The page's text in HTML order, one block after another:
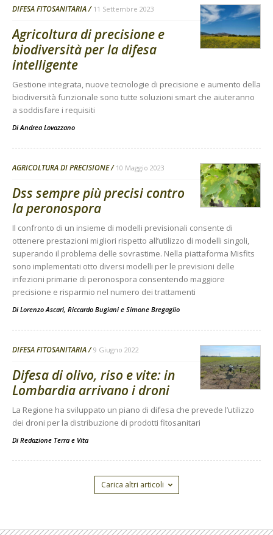
DIFESA FITOSANITARIA 11 Settembre 2023
Agricoltura di precisione e
biodiversità per la difesa
intelligente
Gestione integrata, nuove tecnologie di precisione e aumento della
biodiversità funzionale sono tutte soluzioni smart che aiuteranno
a soddisfare i requisiti
DiAndrea Lovazzano
AGRICOLTURA DI PRECISIONE 10 Maggio 2023
Dss sempre più precisi contro
la peronospora
Il confronto di un insieme di modelli previsionali consente di
ottenere prestazioni migliori rispetto all’utilizzo di modelli singoli,
superando il problema delle sovrastime. Nella piattaforma Misfits
sono implementati otto diversi modelli per le previsioni delle
infezioni primarie di peronospora consentendo maggiore
precisione e risparmio nel numero dei trattamenti
Di Lorenzo Ascari, Riccardo Bugiani e Simone Bregaglio
DIFESA FITOSANITARIA 9 Giugno 2022
Difesa di olivo, riso e vite: in
Lombardia arrivano i droni
La Regione ha sviluppato un piano di difesa che prevede l’utilizzo
dei droni per la distribuzione di prodotti fitosanitari
Di Redazione Terra e Vita
Carica altri articoli